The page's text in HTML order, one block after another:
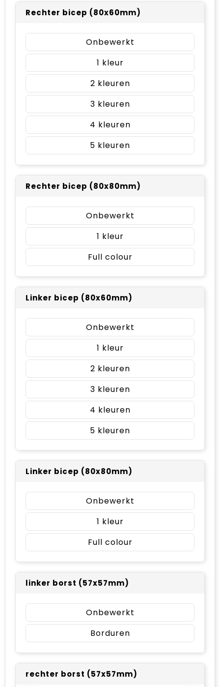
Rechter bicep (80x60mm)
Onbewerkt
1
2
3
4
5
Rechter bicep (80x80mm)
Onbewerkt
1
Full colour
Linker bicep (80x60mm)
Onbewerkt
1
2
3
4
5
Linker bicep (80x80mm)
Onbewerkt
1
Full colour
linker borst (57x57mm)
Onbewerkt
Borduren
rechter borst (57x57mm)